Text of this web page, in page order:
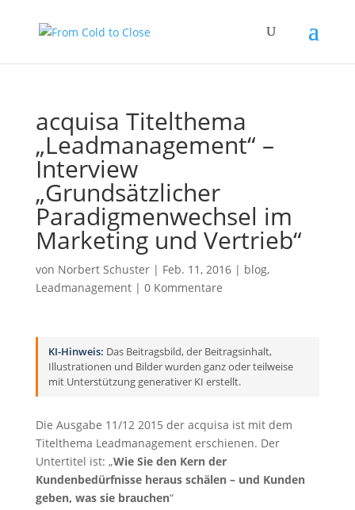
acquisa Titelthema
„Leadmanagement“ –
Interview
„Grundsätzlicher
Paradigmenwechsel im
Marketing und Vertrieb“
von Norbert Schuster| Feb. 11, 2016| blog,
Leadmanagement| 0 Kommentare
KI-Hinweis: Das Beitragsbild, der Beitragsinhalt,
Illustrationen und Bilder wurden ganz oder teilweise
mit Unterstützung generativer KI erstellt.
Die Ausgabe 11/12 2015 der acquisa ist mit dem
Titelthema Leadmanagement erschienen. Der
Untertitel ist: „Wie Sie den Kern der
Kundenbedürfnisse heraus schälen – und Kunden
geben, was sie brauchen“